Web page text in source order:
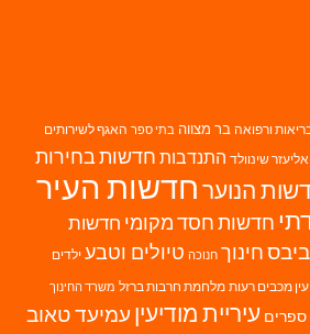
ורפואה בר מצווה בתי ספר האגף לשירותים
שינוולד התנדבות חדשות בחירות
הנוערחדשות העיר
חדשות חסד מקומי חדשות
חינוך חנוכה טיולים וטבע ילדים
מכבים רעות מלחמת חרבות ברזל משרד החינוך
ספרים עיריית מודיעין עמיעד טאוב